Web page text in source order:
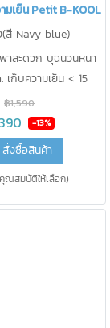
มเย็น Petit B-KOOL
สี Navy blue)
าสะดวก บุฉนวนหนา
เก็บความเย็น < 15
ชม. เก็บขวดนม 4oz
เก็บ กล่องเก็บกรวย
free ได้
฿1,590
-13%
สั่งซื้อสินค้า
ณสมบัติให้เลือก)